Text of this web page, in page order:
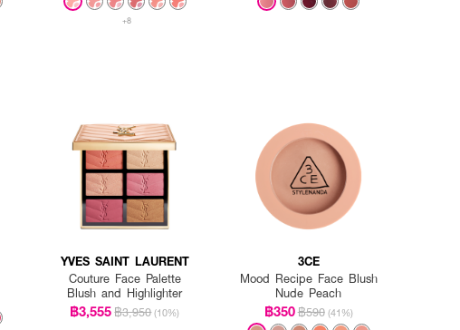
+8
YVES SAINT LAURENT
Couture Face Palette
Blush and Highlighter
฿3,555฿3,950 (10%)
3CE
Mood Recipe Face Blush
Nude Peach
฿350฿590 (41%)